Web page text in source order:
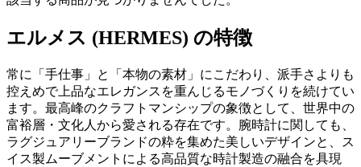
エルメス (HERMES) の特徴
常に「手仕事」と「本物の素材」にこだわり、派手さよりも
控えめで上品なエレガンスを重んじるモノづくりを続けてい
ます。最高峰のクラフトマンシップの象徴として、世界中の
富裕層・文化人から愛される存在です。腕時計に関しても、
ラグジュアリーブランドの粋を集めた美しいデザインと、ス
イス製ムーブメントによる高品質な時計製造の融合を具現